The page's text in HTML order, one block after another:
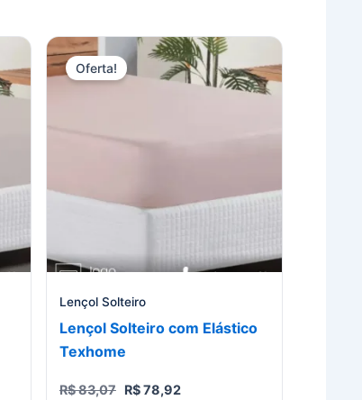
Oferta!
Lençol Solteiro
Lençol Solteiro com Elástico
Texhome
R$83,07 O
R$78,92O